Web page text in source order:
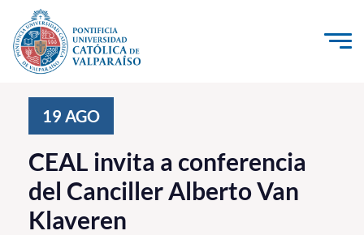
Click acá para ir directamente al contenido
Investigación, Creación e Innovación
PUCV Internacional
Vinculación con el Medio
19 AGO
CEAL invita a conferencia
del Canciller Alberto Van
Klaveren